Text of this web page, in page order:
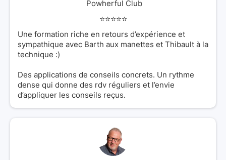
Powherful Club
⭐️⭐️⭐️⭐️⭐️
Une formation riche en retours d’expérience et
sympathique avec Barth aux manettes et Thibault à la
technique :)
Des applications de conseils concrets. Un rythme
dense qui donne des rdv réguliers et l’envie
d’appliquer les conseils reçus.